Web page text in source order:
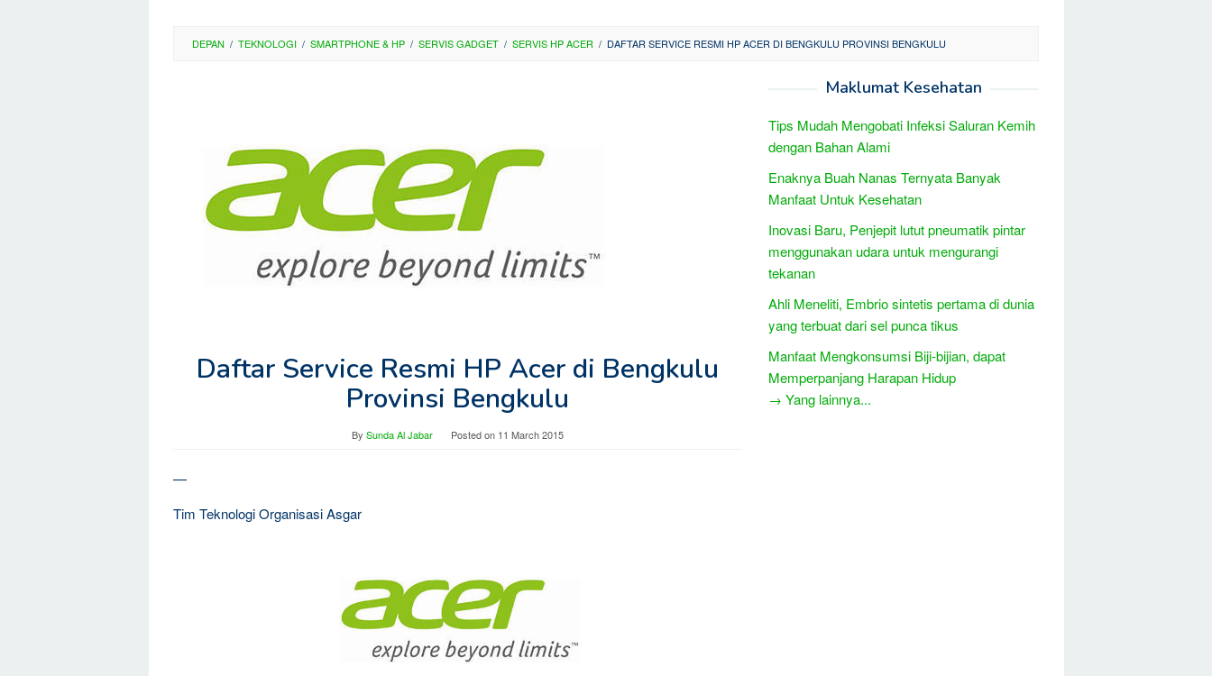
DEPAN / TEKNOLOGI / SMARTPHONE & HP / SERVIS GADGET / SERVIS HP ACER / DAFTAR SERVICE RESMI HP ACER DI BENGKULU PROVINSI BENGKULU
Daftar Service Resmi HP Acer di Bengkulu
Provinsi Bengkulu
By Sunda Al Jabar Posted on 11 March 2015
—
Tim Teknologi Organisasi Asgar
Maklumat Kesehatan
Tips Mudah Mengobati Infeksi Saluran Kemih
dengan Bahan Alami
Enaknya Buah Nanas Ternyata Banyak
Manfaat Untuk Kesehatan
Inovasi Baru, Penjepit lutut pneumatik pintar
menggunakan udara untuk mengurangi
tekanan
Ahli Meneliti, Embrio sintetis pertama di dunia
yang terbuat dari sel punca tikus
Manfaat Mengkonsumsi Biji-bijian, dapat
Memperpanjang Harapan Hidup
→ Yang lainnya...